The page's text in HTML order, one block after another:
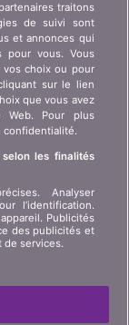
client art. 45
des données
juridiques
traitons
de suivi sont
et annonces qui
pour vous. Vous
vos choix ou pour
sur le lien
que vous avez
Pour plus
confidentialité.
les finalités
Analyser
l’identification.
Publicités
des publicités et
de services.